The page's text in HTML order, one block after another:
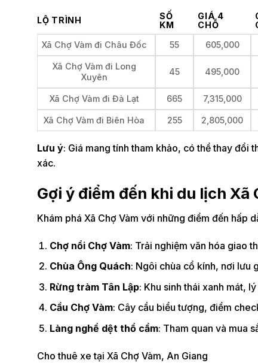
LỘ TRÌNH
SỐ
KM
GIÁ 4
CHỖ
Xã Chợ Vàm đi Châu Đốc 55 605,000
Xã Chợ Vàm đi Long
Xuyên
45 495,000
Xã Chợ Vàm đi Đà Lạt 665 7,315,000
Xã Chợ Vàm đi Biên Hòa 255 2,805,000
Lưu ý: Giá mang tính tham khảo, có thể thay đổi
xác.
Gợi ý điểm đến khi du lịch Xã
Khám phá Xã Chợ Vàm với những điểm đến hấp
Chợ nổi Chợ Vàm: Trải nghiệm văn hóa giao
Chùa Ông Quách: Ngôi chùa cổ kính, nơi lưu
Rừng tràm Tân Lập: Khu sinh thái xanh mát,
Cầu Chợ Vàm: Cây cầu biểu tượng, điểm
Làng nghề dệt thổ cẩm: Tham quan và mua
Cho thuê xe tại Xã Chợ Vàm, An Giang